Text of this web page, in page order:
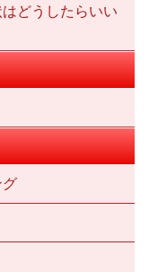
どうしたらいい